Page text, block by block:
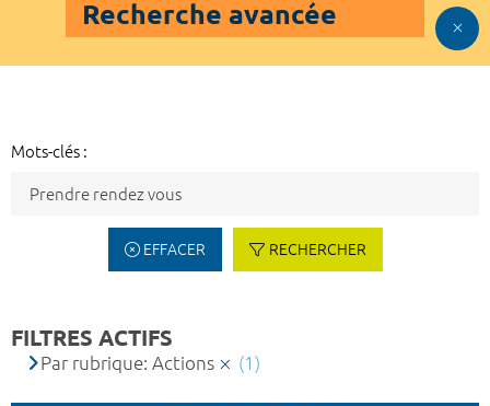
Recherche avancée
Mots-clés :
EFFACER RECHERCHER
FILTRES ACTIFS
Par rubrique: Actions (1)